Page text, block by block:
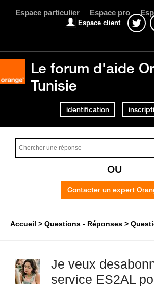
Espace particulier Espace pro
Espace client
Le forum d'aide
Tunisie
identification
OU
Contacter un expert
Accueil Questions - Réponses
Je veux
service ES2AL